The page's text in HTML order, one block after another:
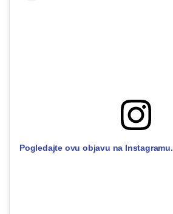
Pogledajte ovu objavu na Instagramu.